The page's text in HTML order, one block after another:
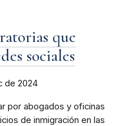
que
sociales
de 2024
por abogados y oficinas
de inmigración en las